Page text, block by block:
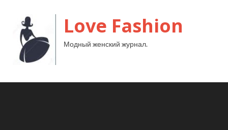
Love Fashion
Модный женский журнал.